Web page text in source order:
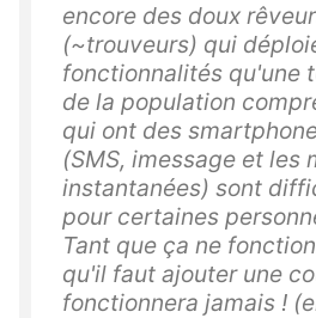
encore des doux
(~trouveurs) qui
fonctionnalités qu'une
de la population
qui ont des
(SMS, imessage et les
instantanées) sont
pour certaines
Tant que ça ne
qu'il faut ajouter une
fonctionnera jamais !